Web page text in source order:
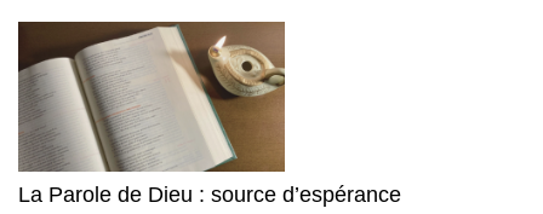
La Parole de Dieu : source d’espérance